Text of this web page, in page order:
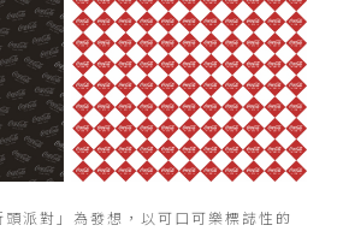
派對」為發想，以可口可樂標誌性的